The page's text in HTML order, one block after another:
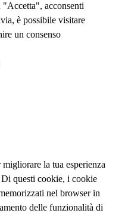
acconsenti
è possibile visitare
un consenso
la tua esperienza
questi cookie, i cookie
nel browser in
delle funzionalità di